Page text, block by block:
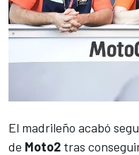
El madrileño acabó
de Moto2 tras